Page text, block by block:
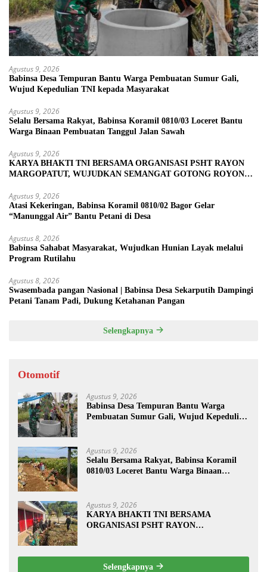
Agustus 9, 2026
Babinsa Desa Tempuran Bantu Warga Pembuatan Sumur Gali,
Wujud Kepedulian TNI kepada Masyarakat
Agustus 9, 2026
Selalu Bersama Rakyat, Babinsa Koramil 0810/03 Loceret Bantu
Warga Binaan Pembuatan Tanggul Jalan Sawah
Agustus 9, 2026
KARYA BHAKTI TNI BERSAMA ORGANISASI PSHT RAYON
MARGOPATUT, WUJUDKAN SEMANGAT GOTONG ROYONG
Agustus 9, 2026
Atasi Kekeringan, Babinsa Koramil 0810/02 Bagor Gelar
“Manunggal Air” Bantu Petani di Desa
Agustus 8, 2026
Babinsa Sahabat Masyarakat, Wujudkan Hunian Layak melalui
Program Rutilahu
Agustus 8, 2026
Swasembada pangan Nasional | Babinsa Desa Sekarputih Dampingi
Petani Tanam Padi, Dukung Ketahanan Pangan
Selengkapnya
Otomotif
Agustus 9, 2026
Babinsa Desa Tempuran Bantu Warga
Pembuatan Sumur Gali, Wujud Kepedulian
Agustus 9, 2026
Selalu Bersama Rakyat, Babinsa Koramil
0810/03 Loceret Bantu Warga Binaan
Agustus 9, 2026
KARYA BHAKTI TNI BERSAMA
ORGANISASI PSHT RAYON
KEMANUNGGALAN TNI-RAKYAT
Selengkapnya